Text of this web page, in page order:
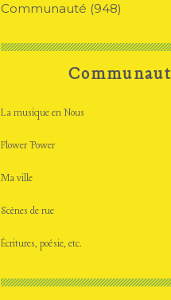
Communauté (948)
La musique en Nous
Flower Power
Ma ville
Scènes de rue
Écritures, poésie, etc.